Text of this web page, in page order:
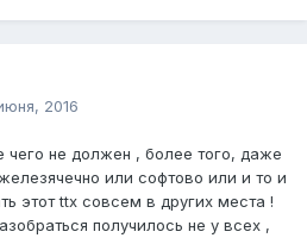
2016
чего не должен , более того, даже
или софтово или и то и
этот ttx совсем в других места !
получилось не у всех ,